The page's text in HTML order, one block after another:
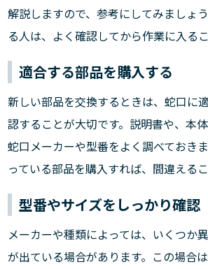
解説しますので、参考にしてみましょ
る人は、よく確認してから作業に入る
適合する部品を購入する
新しい部品を交換するときは、蛇口に
認することが大切です。説明書や、本
蛇口メーカーや型番をよく調べておき
っている部品を購入すれば、間違える
型番やサイズをしっかり確認
メーカーや種類によっては、いくつか
が出ている場合があります。この場合